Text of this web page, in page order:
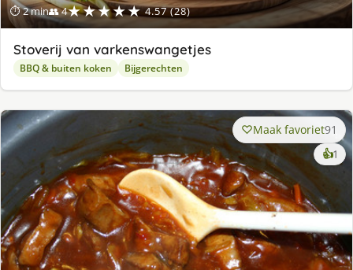
⏱ 2 min👥 4★★★★★ 4.57 (28)
Stoverij van varkenswangetjes
BBQ & buiten koken Bijgerechten
Maak favoriet91
👍1